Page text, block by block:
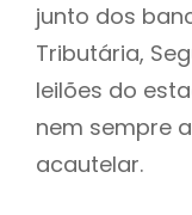
junto dos
Tributária,
leilões do
nem sempre
acautelar.